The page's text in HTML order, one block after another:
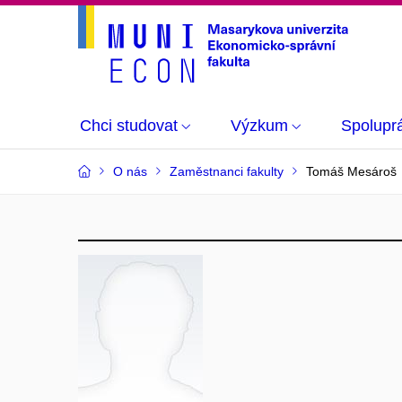
Chci studovat Výzkum
O nás Zaměstnanci fakulty Tomáš Mesároš